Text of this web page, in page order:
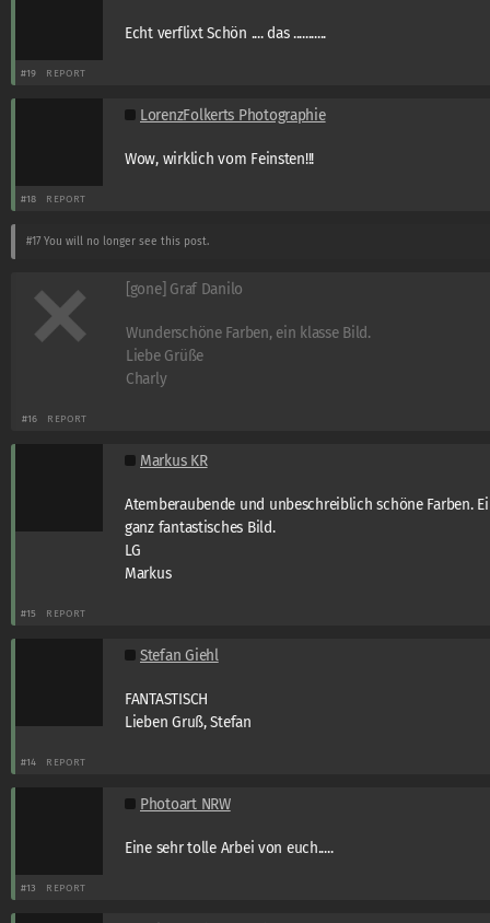
Echt verflixt Schön .... das ...........
#19 REPORT
LorenzFolkerts Photographie
Wow, wirklich vom Feinsten!!!
#18 REPORT
#17 You will no longer see this post.
[gone] Graf Danilo
Wunderschöne Farben, ein klasse Bild.
Liebe Grüße
Charly
#16 REPORT
Markus KR
Atemberaubende und unbeschreiblich schöne Farben.
ganz fantastisches Bild.
LG
Markus
#15 REPORT
Stefan Giehl
FANTASTISCH
Lieben Gruß, Stefan
#14 REPORT
Photoart NRW
Eine sehr tolle Arbei von euch.....
#13 REPORT